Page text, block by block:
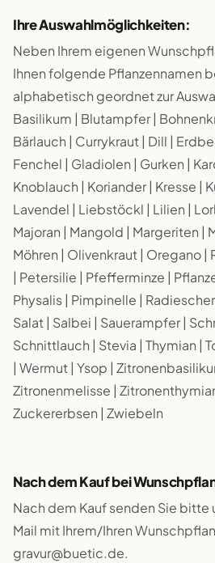
Ihre Auswahlmöglichkeiten:
Neben Ihrem eigenen
Ihnen folgende Pflanzennamen
alphabetisch geordnet zur
Basilikum | Blutampfer |
Bärlauch | Currykraut | Dill |
Fenchel | Gladiolen | Gurken |
Knoblauch | Koriander | Kresse |
Lavendel | Liebstöckl | Lilien |
Majoran | Mangold | Margeriten |
Möhren | Olivenkraut | Oregano |
| Petersilie | Pfefferminze |
Physalis | Pimpinelle |
Salat | Salbei | Sauerampfer |
Schnittlauch | Stevia | Thymian |
| Wermut | Ysop |
Zitronenmelisse |
Zuckererbsen | Zwiebeln
Nach dem Kauf bei
Nach dem Kauf senden Sie
Mail mit Ihrem/Ihren
gravur@buetic.de.